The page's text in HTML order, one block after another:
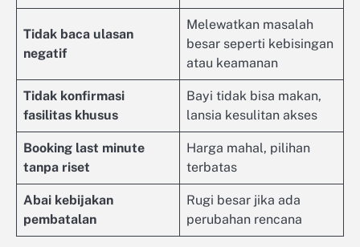
Tidak baca ulasan
negatif
Melewatkan masalah
besar seperti kebisingan
atau keamanan
Tidak konfirmasi
fasilitas khusus
Bayi tidak bisa makan,
lansia kesulitan akses
Booking last minute
tanpa riset
Harga mahal, pilihan
terbatas
Abai kebijakan
pembatalan
Rugi besar jika ada
perubahan rencana